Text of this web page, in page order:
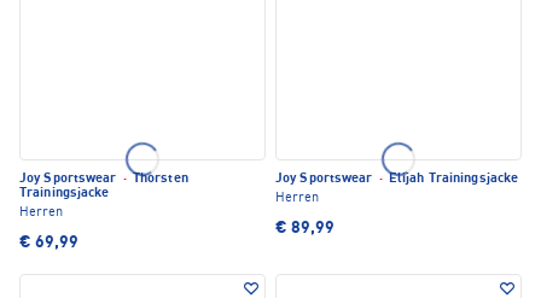
Joy Sportswear · Thorsten
Trainingsjacke
Herren
€ 69,99
Joy Sportswear · Elijah Trainingsjacke
Herren
€ 89,99